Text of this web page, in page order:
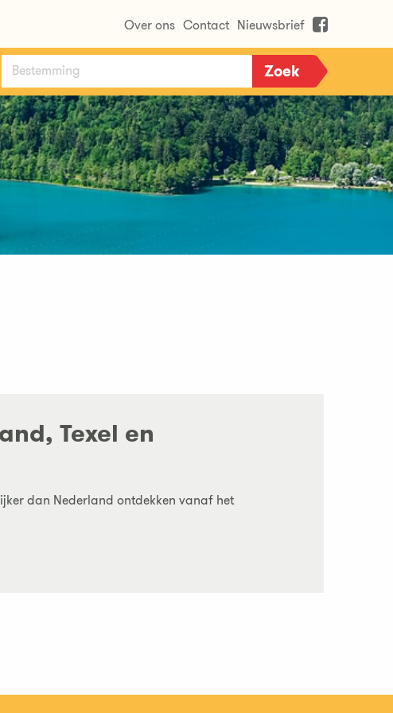
Over ons Contact Nieuwsbrief
Texel en
dan Nederland ontdekken vanaf het